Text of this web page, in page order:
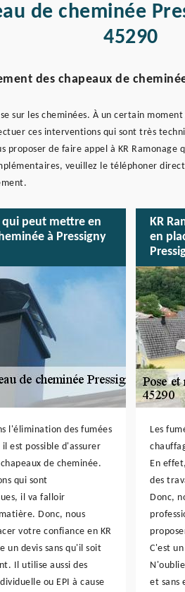
de cheminée
45290
des chapeaux de
sur les cheminées. À un certain
ces interventions qui sont très
proposer de faire appel à KR
veuillez le téléphoner
qui peut mettre en
à Pressigny
l'élimination des fumées
est possible d'assurer
de cheminée.
qui sont
il va falloir
Donc, nous
votre confiance en KR
un devis sans qu'il soit
Il utilise aussi des
ou EPI à cause
KR
en
Les
En
des
Donc,
C'est
et sans